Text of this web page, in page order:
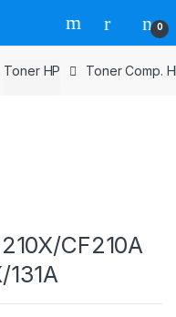
0
Toner HP Toner Comp.
CF210A
131A